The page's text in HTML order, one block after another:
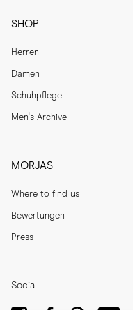
SHOP
Herren
Damen
Schuhpflege
Men's Archive
MORJAS
Where to find us
Bewertungen
Press
Social